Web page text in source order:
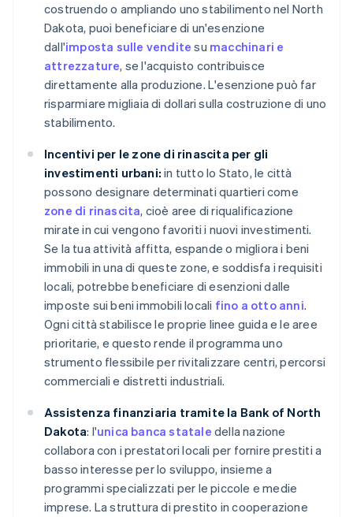
costruendo o ampliando uno stabilimento nel North
Dakota, puoi beneficiare di un'esenzione
dall'imposta sulle vendite su macchinari e
attrezzature, se l'acquisto contribuisce
direttamente alla produzione. L'esenzione può far
risparmiare migliaia di dollari sulla costruzione di uno
stabilimento.
Incentivi per le zone di rinascita per gli
investimenti urbani: in tutto lo Stato, le città
possono designare determinati quartieri come
zone di rinascita, cioè aree di riqualificazione
mirate in cui vengono favoriti i nuovi investimenti.
Se la tua attività affitta, espande o migliora i beni
immobili in una di queste zone, e soddisfa i requisiti
locali, potrebbe beneficiare di esenzioni dalle
imposte sui beni immobili locali fino a otto anni.
Ogni città stabilisce le proprie linee guida e le aree
prioritarie, e questo rende il programma uno
strumento flessibile per rivitalizzare centri, percorsi
commerciali e distretti industriali.
Assistenza finanziaria tramite la Bank of North
Dakota: l'unica banca statale della nazione
collabora con i prestatori locali per fornire prestiti a
basso interesse per lo sviluppo, insieme a
programmi specializzati per le piccole e medie
imprese. La struttura di prestito in cooperazione